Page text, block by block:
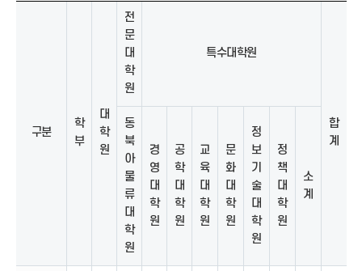
구분
학
부
대
학
원
전
문
대
학
원
특수대학원
합
계
동
북
아
물
류
대
학
원
경
영
대
학
원
공
학
대
학
원
교
육
대
학
원
문
화
대
학
원
정
보
기
술
대
학
원
정
책
대
학
원
소
계